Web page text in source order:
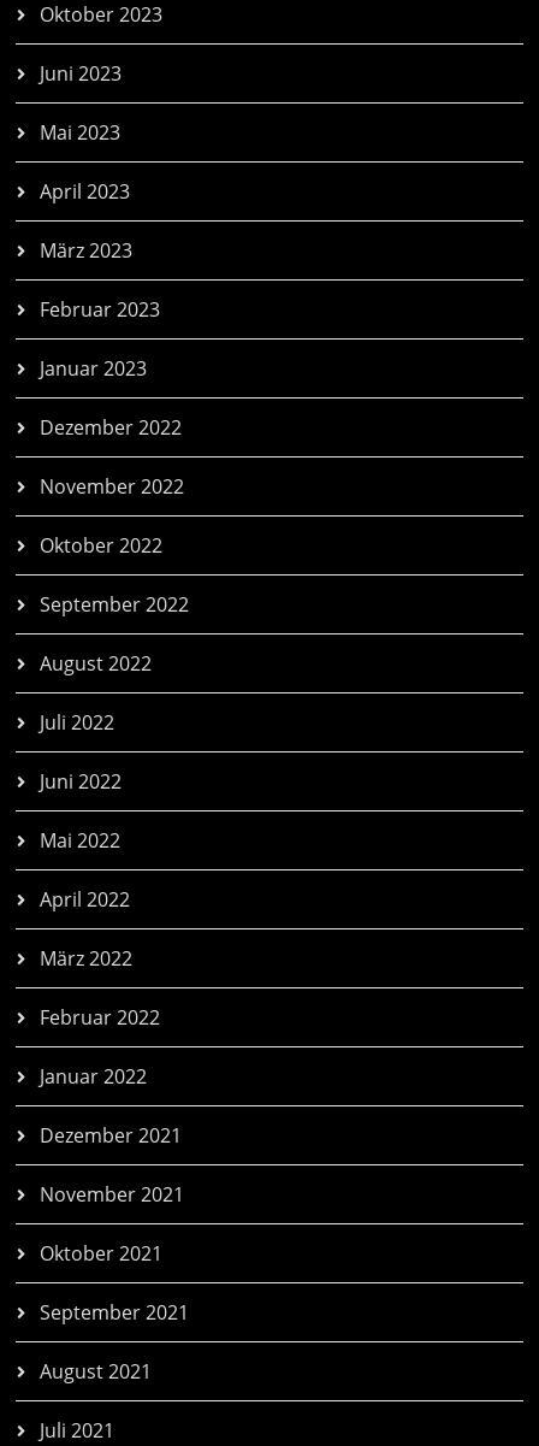
Oktober 2023
Juni 2023
Mai 2023
April 2023
März 2023
Februar 2023
Januar 2023
Dezember 2022
November 2022
Oktober 2022
September 2022
August 2022
Juli 2022
Juni 2022
Mai 2022
April 2022
März 2022
Februar 2022
Januar 2022
Dezember 2021
November 2021
Oktober 2021
September 2021
August 2021
Juli 2021